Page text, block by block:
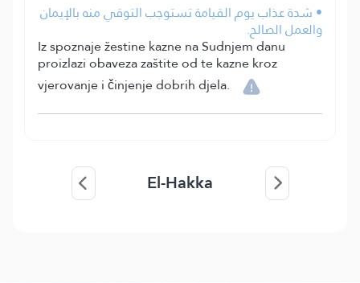
• شدة عذاب يوم القيامة تستوجب التوقي منه بالإيمان
والعمل الصالح.
Iz spoznaje žestine kazne na Sudnjem danu
proizlazi obaveza zaštite od te kazne kroz
vjerovanje i činjenje dobrih djela.
El-Hakka